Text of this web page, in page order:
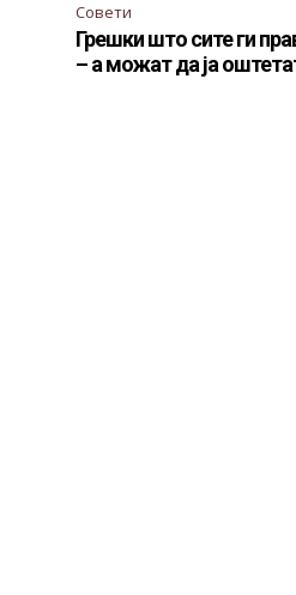
Совети
Грешки што сите ги
– а можат да ја